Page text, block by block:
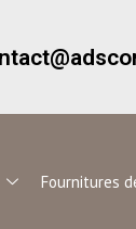
Fournitures